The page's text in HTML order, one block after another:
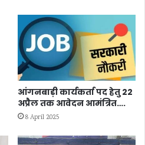
आंगनबाड़ी कार्यकर्ता पद हेतु 22
अप्रैल तक आवेदन आमंत्रित….
8 April 2025